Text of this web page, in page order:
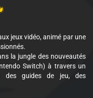
jeux vidéo, animé par une
la jungle des nouveautés
Switch) à travers un
des guides de jeu, des